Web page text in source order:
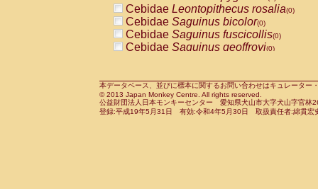
CercopithecidaeCercocebus
CercopithecidaeCercocebus
CercopithecidaeCercocebus
CercopithecidaeCercocebushybrid
CercopithecidaePapio anubis(0)
CercopithecidaePapio cynocephalus
CercopithecidaePapio hamadryas(0)
Cebidae Leontopithecus rosalia(0)
Cebidae Saguinus bicolor(0)
Cebidae Saguinus fuscicollis(0)
Cebidae Saguinus geoffroyi(0)
CebidaeSaguinus leucopus(0)
CebidaeSaguinus midas(0)
Cebidae Saguinus mystax(0)
本データベース、並びに標本に関するお問い合わせはキュレータ
© 2013 Japan Monkey Centre. All rights reserved.
公益財団法人日本モンキーセンター 愛知県犬山市大字犬山字官
登録:平成19年5月31日 有効:令和4年5月30日 取扱責任者:綿貫宏